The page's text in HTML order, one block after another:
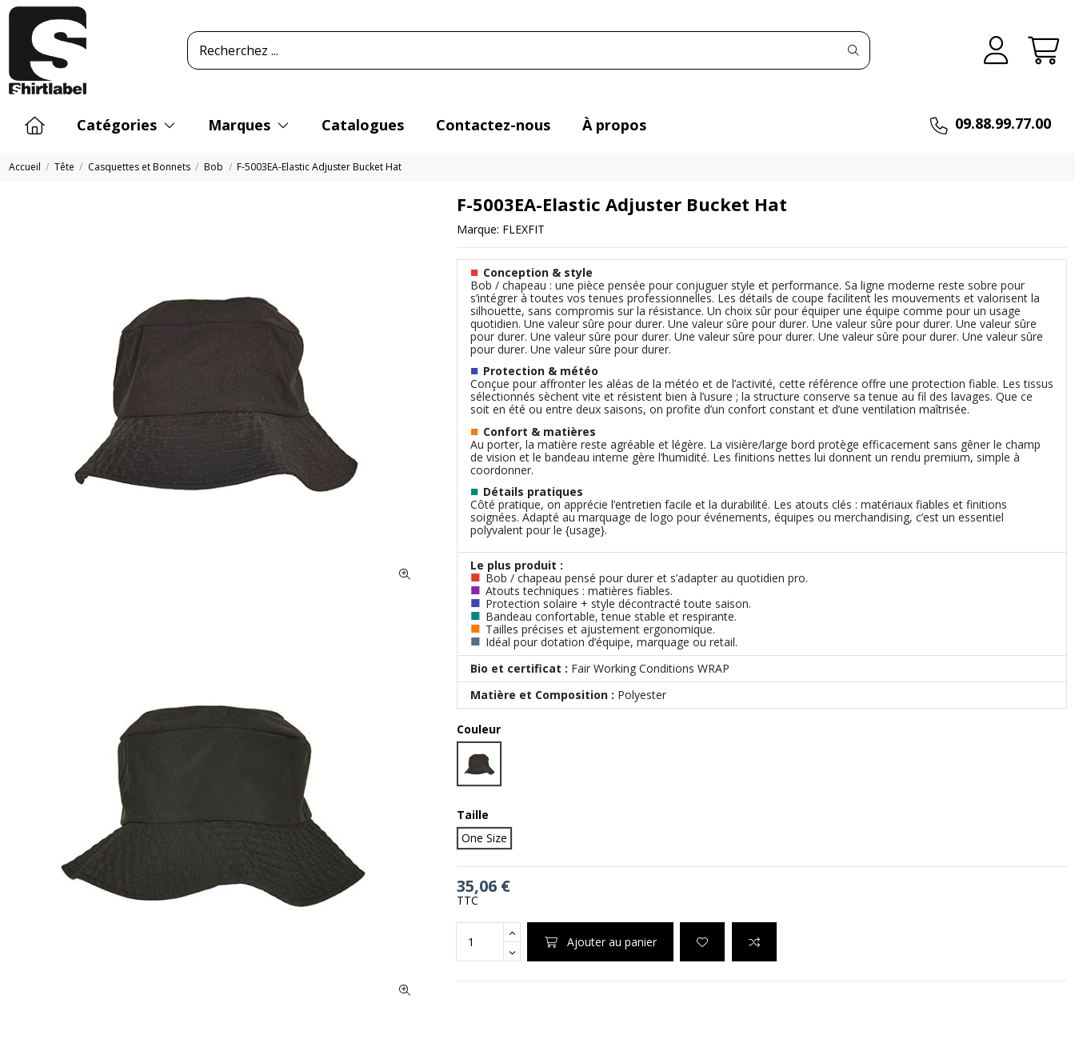
Catégories Marques Catalogues Contactez-nous À propos 09.88.99.77.00
Accueil Tête Casquettes et Bonnets Bob F-5003EA-Elastic Adjuster Bucket Hat
F-5003EA-Elastic Adjuster Bucket Hat
Marque: FLEXFIT
■ Conception & style
Bob / chapeau : une pièce pensée pour conjuguer style et performance. Sa ligne moderne reste sobre pour
s’intégrer à toutes vos tenues professionnelles. Les détails de coupe facilitent les mouvements et valorisent la
silhouette, sans compromis sur la résistance. Un choix sûr pour équiper une équipe comme pour un usage
quotidien. Une valeur sûre pour durer. Une valeur sûre pour durer. Une valeur sûre pour durer. Une valeur sûre
pour durer. Une valeur sûre pour durer. Une valeur sûre pour durer. Une valeur sûre pour durer. Une valeur sûre
pour durer. Une valeur sûre pour durer.
■ Protection & météo
Conçue pour affronter les aléas de la météo et de l’activité, cette référence offre une protection fiable. Les tissus
sélectionnés sèchent vite et résistent bien à l’usure ; la structure conserve sa tenue au fil des lavages. Que ce
soit en été ou entre deux saisons, on profite d’un confort constant et d’une ventilation maîtrisée.
■ Confort & matières
Au porter, la matière reste agréable et légère. La visière/large bord protège efficacement sans gêner le champ
de vision et le bandeau interne gère l’humidité. Les finitions nettes lui donnent un rendu premium, simple à
coordonner.
■ Détails pratiques
Côté pratique, on apprécie l’entretien facile et la durabilité. Les atouts clés : matériaux fiables et finitions
soignées. Adapté au marquage de logo pour événements, équipes ou merchandising, c’est un essentiel
polyvalent pour le {usage}.
Le plus produit :
■ Bob / chapeau pensé pour durer et s’adapter au quotidien pro.
■ Atouts techniques : matières fiables.
■ Protection solaire + style décontracté toute saison.
■ Bandeau confortable, tenue stable et respirante.
■ Tailles précises et ajustement ergonomique.
■ Idéal pour dotation d’équipe, marquage ou retail.
Bio et certificat : Fair Working Conditions WRAP
Matière et Composition : Polyester
Couleur
Black
Taille
One Size
35,06 €
TTC
Ajouter au panier